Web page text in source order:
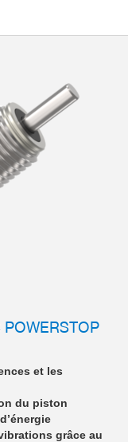
et les
du piston
grâce au